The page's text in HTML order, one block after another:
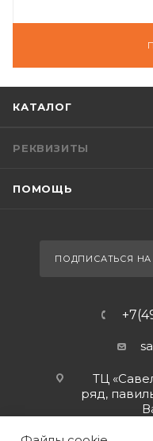
КАТАЛОГ
РЕКВИЗИТЫ
ПОМОЩЬ
ПОДПИСАТЬСЯ
ТЦ
ряд,